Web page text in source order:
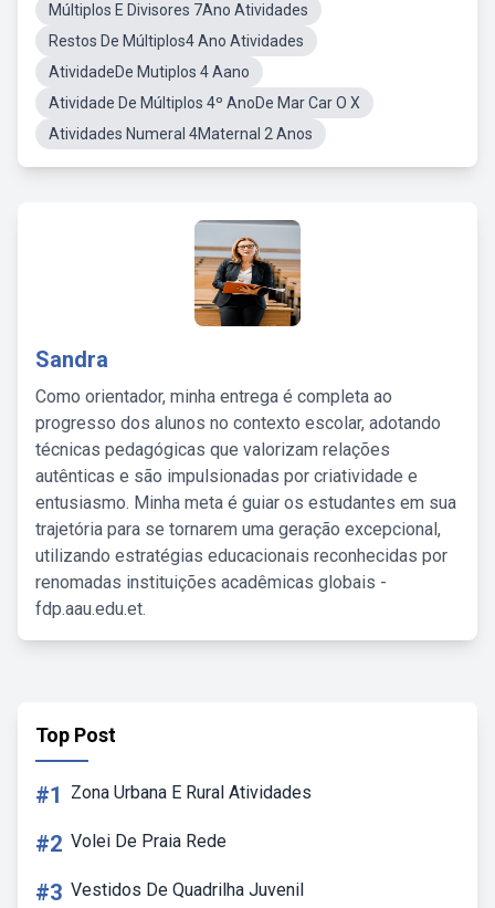
Múltiplos E Divisores 7Ano Atividades
Restos De Múltiplos4 Ano Atividades
AtividadeDe Mutiplos 4 Aano
Atividade De Múltiplos 4º AnoDe Mar Car O X
Atividades Numeral 4Maternal 2 Anos
Sandra
Como orientador, minha entrega é completa ao
progresso dos alunos no contexto escolar, adotando
técnicas pedagógicas que valorizam relações
autênticas e são impulsionadas por criatividade e
entusiasmo. Minha meta é guiar os estudantes em sua
trajetória para se tornarem uma geração excepcional,
utilizando estratégias educacionais reconhecidas por
renomadas instituições acadêmicas globais -
fdp.aau.edu.et.
Top Post
#1 Zona Urbana E Rural Atividades
#2 Volei De Praia Rede
#3 Vestidos De Quadrilha Juvenil